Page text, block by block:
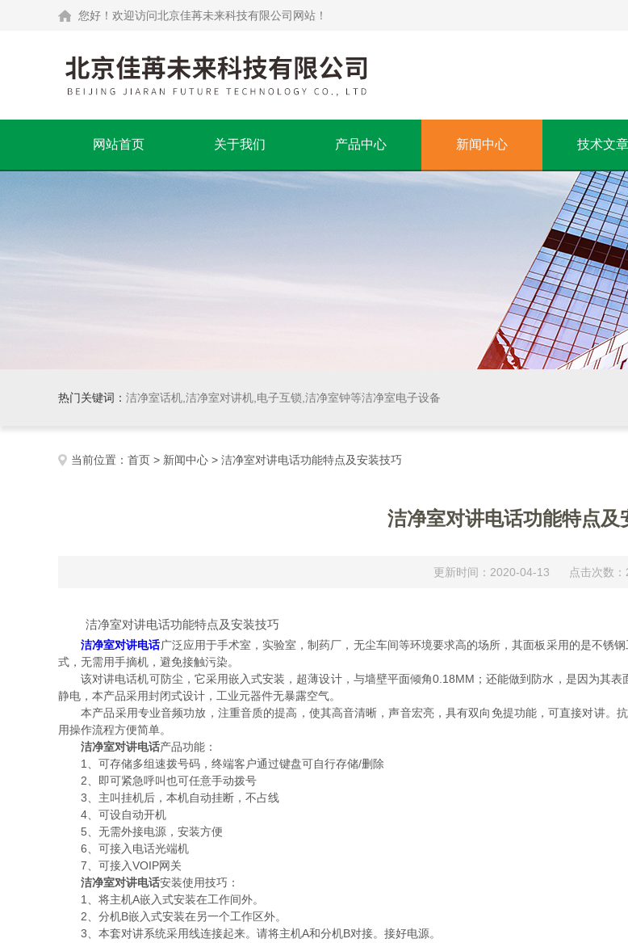
您好！欢迎访问北京佳苒未来科技有限公司网站！
网站首页 关于我们 产品中心 新闻中心 技术文章
热门关键词： 洁净室话机,洁净室对讲机,电子互锁,洁净室钟等洁净室电子设备
当前位置： 首页 > 新闻中心 > 洁净室对讲电话功能特点及安装技巧
洁净室对讲电话功能特点及
更新时间：2020-04-13 点击次数：
洁净室对讲电话功能特点及安装技巧
洁净室对讲电话广泛应用于手术室，实验室，制药厂，无尘车间等环境要求高的场所，其面板采用的是不锈
式，无需用手摘机，避免接触污染。
该对讲电话机可防尘，它采用嵌入式安装，超薄设计，与墙壁平面倾角0.18MM；还能做到防水，是因为其表
静电，本产品采用封闭式设计，工业元器件无暴露空气。
本产品采用专业音频功放，注重音质的提高，使其高音清晰，声音宏亮，具有双向免提功能，可直接对讲。
用操作流程方便简单。
洁净室对讲电话产品功能：
1、可存储多组速拨号码，终端客户通过键盘可自行存储/删除
2、即可紧急呼叫也可任意手动拨号
3、主叫挂机后，本机自动挂断，不占线
4、可设自动开机
5、无需外接电源，安装方便
6、可接入电话光端机
7、可接入VOIP网关
洁净室对讲电话安装使用技巧：
1、将主机A嵌入式安装在工作间外。
2、分机B嵌入式安装在另一个工作区外。
3、本套对讲系统采用线连接起来。请将主机A和分机B对接。接好电源。